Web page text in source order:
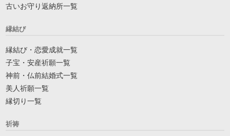
古いお守り返納所一覧
縁結び
縁結び・恋愛成就一覧
子宝・安産祈願一覧
神前・仏前結婚式一覧
美人祈願一覧
縁切り一覧
祈祷